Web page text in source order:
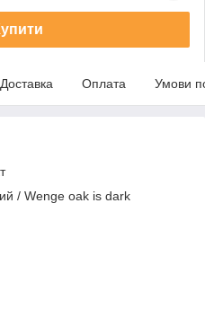
Доставка Оплата Умови
/ Wenge oak is dark